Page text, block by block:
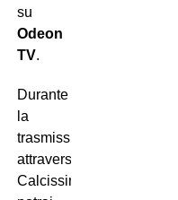
su
Odeon
TV.
Durante
la
trasmissione,
attraverso
Calcissimo.com